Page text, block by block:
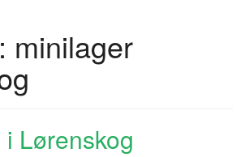
minilager
Lørenskog